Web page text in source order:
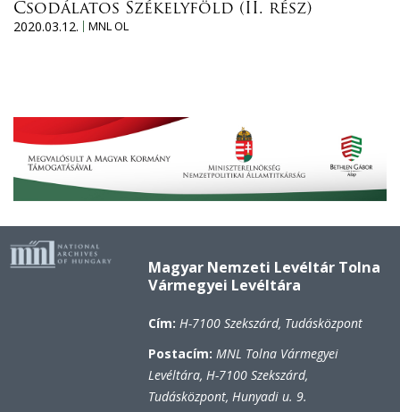
Csodálatos Székelyföld (II. rész)
2020.03.12.
MNL OL
Magyar Nemzeti Levéltár Tolna
Vármegyei Levéltára
Cím: H-7100 Szekszárd, Tudásközpont
Postacím: MNL Tolna Vármegyei
Levéltára, H-7100 Szekszárd,
Tudásközpont, Hunyadi u. 9.